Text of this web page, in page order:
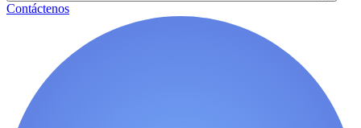
Contáctenos